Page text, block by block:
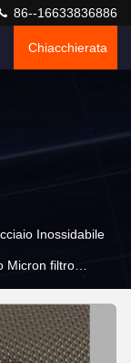
86--16633836886
Chiacchierata
Inossidabile
Micron filtro